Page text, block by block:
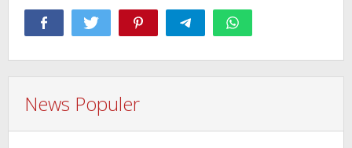
News Populer